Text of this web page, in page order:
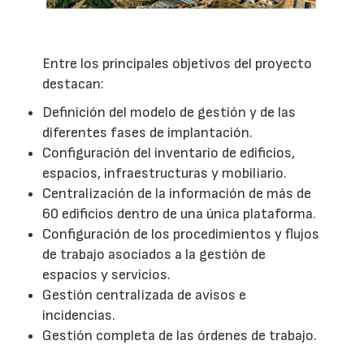
Entre los principales objetivos del proyecto
destacan:
Definición del modelo de gestión y de las
diferentes fases de implantación.
Configuración del inventario de edificios,
espacios, infraestructuras y mobiliario.
Centralización de la información de más de
60 edificios dentro de una única plataforma.
Configuración de los procedimientos y flujos
de trabajo asociados a la gestión de
espacios y servicios.
Gestión centralizada de avisos e
incidencias.
Gestión completa de las órdenes de trabajo.